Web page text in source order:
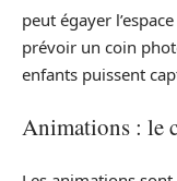
peut égayer
prévoir un coin
enfants puissent
Animations : le